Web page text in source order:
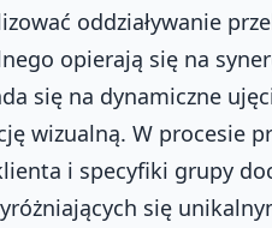
oddziaływanie
opierają się na
się na dynamiczne
wizualną. W procesie
i specyfiki grupy
się